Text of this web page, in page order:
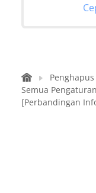
Semua
[Perbandingan